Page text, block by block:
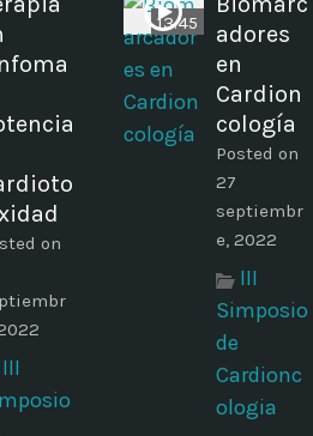
on
III
13:45
adores
en
Cardion
cología
Posted on
27
septiembr
e, 2022
III
Simposio
de
Cardionc
ologia